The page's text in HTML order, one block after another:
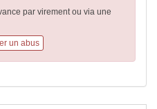
par virementou via une
un abus